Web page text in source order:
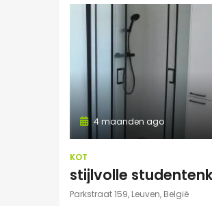
4 maanden ago
KOT
Parkstraat 159, Leuven, België